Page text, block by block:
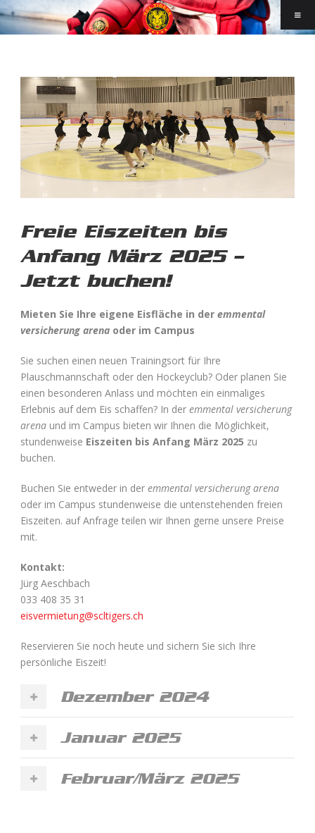
Freie Eiszeiten bis
Anfang März 2025 –
Jetzt buchen!
Mieten Sie Ihre eigene Eisfläche in der emmental
versicherung arena oder im Campus
Sie suchen einen neuen Trainingsort für Ihre
Plauschmannschaft oder den Hockeyclub? Oder planen Sie
einen besonderen Anlass und möchten ein einmaliges
Erlebnis auf dem Eis schaffen? In der emmental versicherung
arena und im Campus bieten wir Ihnen die Möglichkeit,
stundenweise Eiszeiten bis Anfang März 2025 zu
buchen.
Buchen Sie entweder in der emmental versicherung arena
oder im Campus stundenweise die untenstehenden freien
Eiszeiten. auf Anfrage teilen wir Ihnen gerne unsere Preise
mit.
Kontakt:
Jürg Aeschbach
033 408 35 31
eisvermietung@scltigers.ch
Reservieren Sie noch heute und sichern Sie sich Ihre
persönliche Eiszeit!
Dezember 2024
Januar 2025
Februar/März 2025